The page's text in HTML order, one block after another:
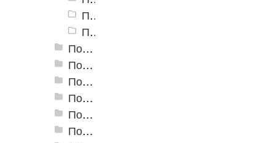
Пороги алюминиевые ПУ-05-1 24x10 мм, пробка
Пороги алюминиевые ПУ-05-1 24x10 мм, сосна
Пороги алюминиевые ПУ-05 20x20 мм
Пороги алюминиевые ПУ-06 40x20 мм
Пороги алюминиевые угловые Д-1 24х10 мм
Пороги алюминиевые угловые Д-3 24х20 мм
Пороги алюминиевые угловые Д-4 32,7х30 мм
Пороги алюминиевые угловые Д-9 25х25,5 мм